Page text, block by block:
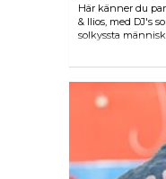
Här känner du
& Ilios, med DJ's
solkyssta
stranden med
förvandlas